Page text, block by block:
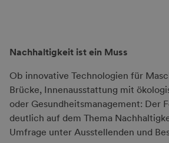
Nachhaltigkeit ist ein Muss
Ob innovative Technologien für
Brücke, Innenausstattung mit
oder Gesundheitsmanagement: Der
deutlich auf dem Thema
Umfrage unter Ausstellenden und